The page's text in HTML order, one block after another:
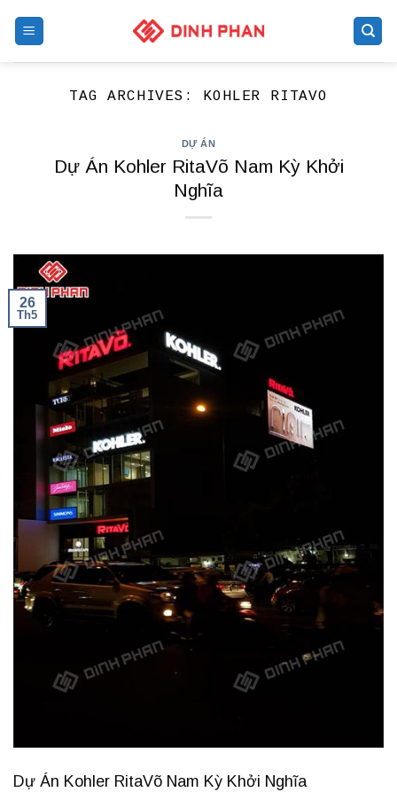
TAG ARCHIVES: KOHLER RITAVO
DỰ ÁN
Dự Án Kohler RitaVõ Nam Kỳ Khởi
Nghĩa
26
Th5
Dự Án Kohler RitaVõ Nam Kỳ Khởi Nghĩa